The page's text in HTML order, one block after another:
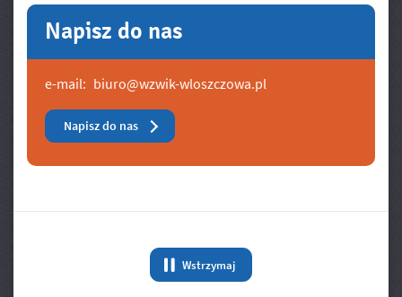
Napisz do nas
e-mail: biuro@wzwik-wloszczowa.pl
Napisz do nas
Wstrzymaj
animację Banery/Logo